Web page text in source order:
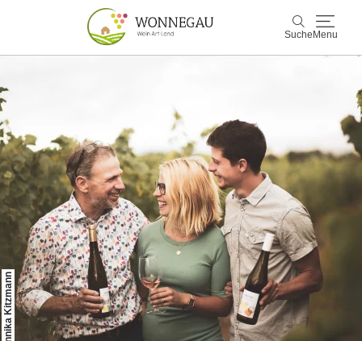
Suche Menu
Entdecken & Erleben
Wein & Genuss
Kultur & Events
Buchen & Service
© Annika Kitzmann